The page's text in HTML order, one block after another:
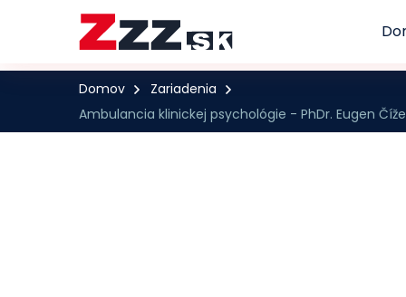
Domov
Zariadenia
Ambulancia klinickej psychológie - PhDr. Eugen